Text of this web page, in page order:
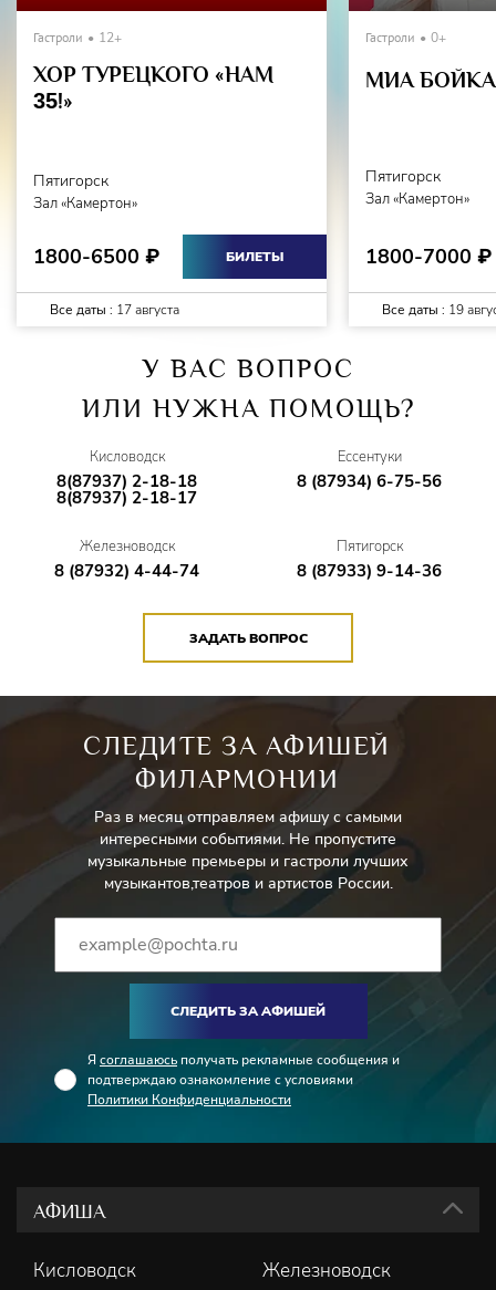
Гастроли 12+
ХОР ТУРЕЦКОГО «НАМ
35!»
Пятигорск
Зал «Камертон»
1800-6500 ₽ БИЛЕТЫ
Все даты : 17 августа
Гастроли 0+
МИА БОЙКА
Пятигорск
Зал «Камертон»
1800-7000 ₽
Все даты : 19
У ВАС ВОПРОС
ИЛИ НУЖНА ПОМОЩЬ?
Кисловодск
8(87937) 2-18-18
8(87937) 2-18-17
Ессентуки
8 (87934) 6-75-56
Железноводск
8 (87932) 4-44-74
Пятигорск
8 (87933) 9-14-36
ЗАДАТЬ ВОПРОС
СЛЕДИТЕ ЗА АФИШЕЙ
ФИЛАРМОНИИ
Раз в месяц отправляем афишу с самыми
интересными событиями. Не пропустите
музыкальные премьеры и гастроли лучших
музыкантов,театров и артистов России.
СЛЕДИТЬ ЗА АФИШЕЙ
Я соглашаюсь получать рекламные сообщения и
подтверждаю ознакомление с условиями
Политики Конфиденциальности
АФИША
Кисловодск
Железноводск